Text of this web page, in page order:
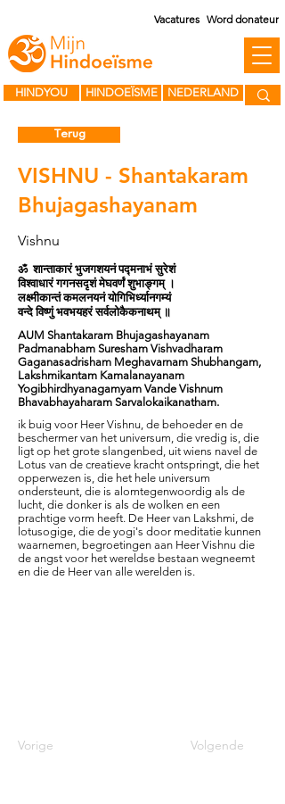
HINDOEÏSME
HINDYOU NEDERLAND
Vacatures Word donateur
Terug
VISHNU - Shantakaram
Bhujagashayanam
Vishnu
ॐ शान्ताकारं भुजगशयनं पद्मनाभं सुरेशं
विश्वाधारं गगनसदृशं मेघवर्णं शुभाङ्गम् ।
लक्ष्मीकान्तं कमलनयनं योगिभिर्ध्यानगम्यं
वन्दे विष्णुं भवभयहरं सर्वलोकैकनाथम् ॥
AUM Shantakaram Bhujagashayanam
Padmanabham Suresham Vishvadharam
Gaganasadrisham Meghavarnam Shubhangam,
Lakshmikantam Kamalanayanam
Yogibhirdhyanagamyam Vande Vishnum
Bhavabhayaharam Sarvalokaikanatham.
ik buig voor Heer Vishnu, de behoeder en de
beschermer van het universum, die vredig is, die
ligt op het grote slangenbed, uit wiens navel de
Lotus van de creatieve kracht ontspringt, die het
opperwezen is, die het hele universum
ondersteunt, die is alomtegenwoordig als de
lucht, die donker is als de wolken en een
prachtige vorm heeft. De Heer van Lakshmi, de
lotusogige, die de yogi's door meditatie kunnen
waarnemen, begroetingen aan Heer Vishnu die
de angst voor het wereldse bestaan wegneemt
en die de Heer van alle werelden is.
Vorige Volgende